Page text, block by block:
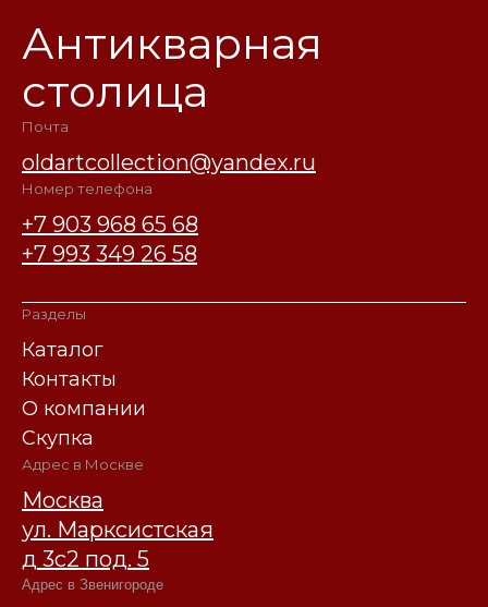
Антикварная
столица
Почта
oldartcollection@yandex.ru
Номер телефона
+7 903 968 65 68
+7 993 349 26 58
Разделы
Каталог
Контакты
О компании
Скупка
Адрес в Москве
Москва
ул. Марксистская
д 3с2 под. 5
Адрес в Звенигороде